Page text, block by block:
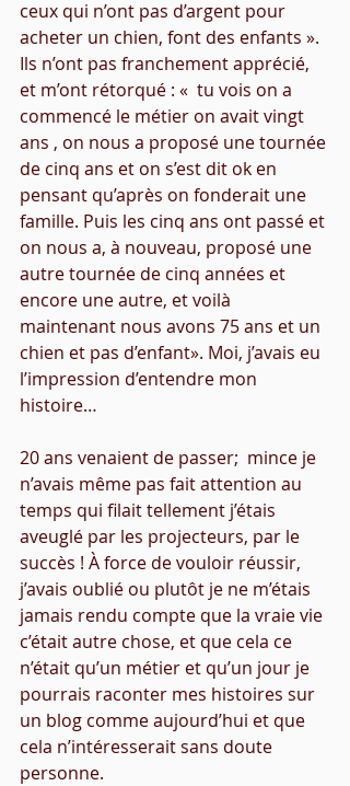
ceux qui n’ont pas d’argent pour
acheter un chien, font des enfants ».
Ils n’ont pas franchement apprécié,
et m’ont rétorqué : «  tu vois on a
commencé le métier on avait vingt
ans , on nous a proposé une tournée
de cinq ans et on s’est dit ok en
pensant qu’après on fonderait une
famille. Puis les cinq ans ont passé et
on nous a, à nouveau, proposé une
autre tournée de cinq années et
encore une autre, et voilà
maintenant nous avons 75 ans et un
chien et pas d’enfant». Moi, j’avais eu
l’impression d’entendre mon
histoire…
20 ans venaient de passer;  mince je
n’avais même pas fait attention au
temps qui filait tellement j’étais
aveuglé par les projecteurs, par le
succès ! À force de vouloir réussir,
j’avais oublié ou plutôt je ne m’étais
jamais rendu compte que la vraie vie
c’était autre chose, et que cela ce
n’était qu’un métier et qu’un jour je
pourrais raconter mes histoires sur
un blog comme aujourd’hui et que
cela n’intéresserait sans doute
personne.